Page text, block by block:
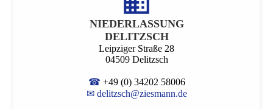
NIEDER­LASSUNG
DELITZSCH
Leipziger Straße 28
04509 Delitzsch
☎ +49 (0) 34202 58006
✉ delitzsch@ziesmann.de